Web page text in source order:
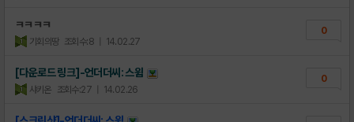
ㅋㅋㅋㅋ
기회의땅 조회수:8 | 14.02.27
0
[다운로드 링크]-언더더씨: 스윔
샤키온 조회수:27 | 14.02.26
0